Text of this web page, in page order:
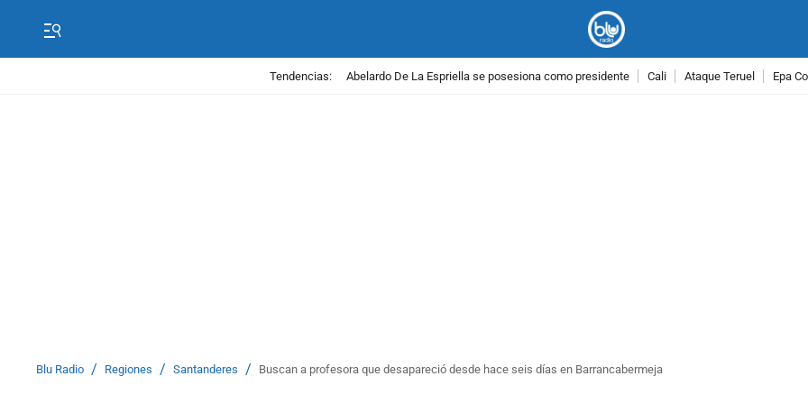
Tendencias: Abelardo De La Espriella se posesiona como presidente Cali Ataque Teruel Epa
Blu Radio / Regiones / Santanderes / Buscan a profesora que desapareció desde hace seis días en Barrancabermeja